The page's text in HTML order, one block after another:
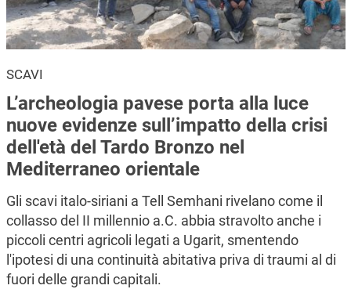
SCAVI
L’archeologia pavese porta alla luce
nuove evidenze sull’impatto della crisi
dell'età del Tardo Bronzo nel
Mediterraneo orientale
Gli scavi italo-siriani a Tell Semhani rivelano come il
collasso del II millennio a.C. abbia stravolto anche i
piccoli centri agricoli legati a Ugarit, smentendo
l'ipotesi di una continuità abitativa priva di traumi al di
fuori delle grandi capitali.